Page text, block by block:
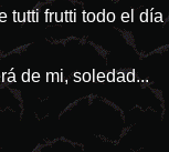
frutti todo el
de mi, soledad...